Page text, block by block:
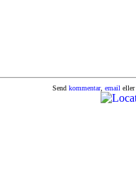
Send kommentar, email eller